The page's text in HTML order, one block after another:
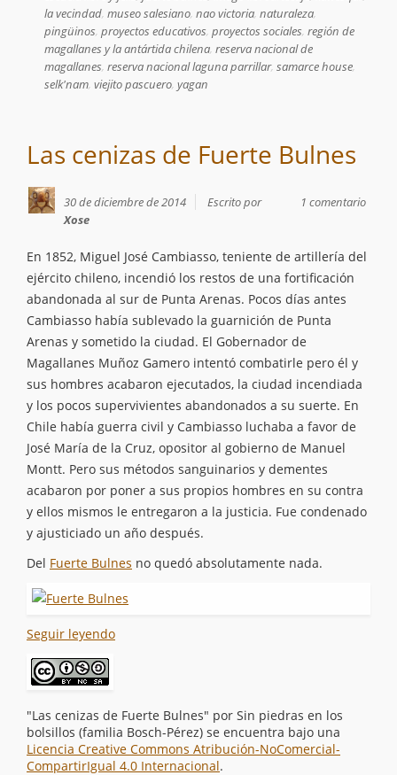
la vecindad, museo salesiano, nao victoria, naturaleza,
pingüinos, proyectos educativos, proyectos sociales, región de
magallanes y la antártida chilena, reserva nacional de
magallanes, reserva nacional laguna parrillar, samarce house,
selk'nam, viejito pascuero, yagan
Las cenizas de Fuerte Bulnes
30 de diciembre de 2014 1 comentario
Escrito por
Xose
En 1852, Miguel José Cambiasso, teniente de artillería del
ejército chileno, incendió los restos de una fortificación
abandonada al sur de Punta Arenas. Pocos días antes
Cambiasso había sublevado la guarnición de Punta
Arenas y sometido la ciudad. El Gobernador de
Magallanes Muñoz Gamero intentó combatirle pero él y
sus hombres acabaron ejecutados, la ciudad incendiada
y los pocos supervivientes abandonados a su suerte. En
Chile había guerra civil y Cambiasso luchaba a favor de
José María de la Cruz, opositor al gobierno de Manuel
Montt. Pero sus métodos sanguinarios y dementes
acabaron por poner a sus propios hombres en su contra
y ellos mismos le entregaron a la justicia. Fue condenado
y ajusticiado un año después.
Del Fuerte Bulnes no quedó absolutamente nada.
Seguir leyendo
"Las cenizas de Fuerte Bulnes" por Sin piedras en los
bolsillos (familia Bosch-Pérez) se encuentra bajo una
Licencia Creative Commons Atribución-NoComercial-
CompartirIgual 4.0 Internacional.